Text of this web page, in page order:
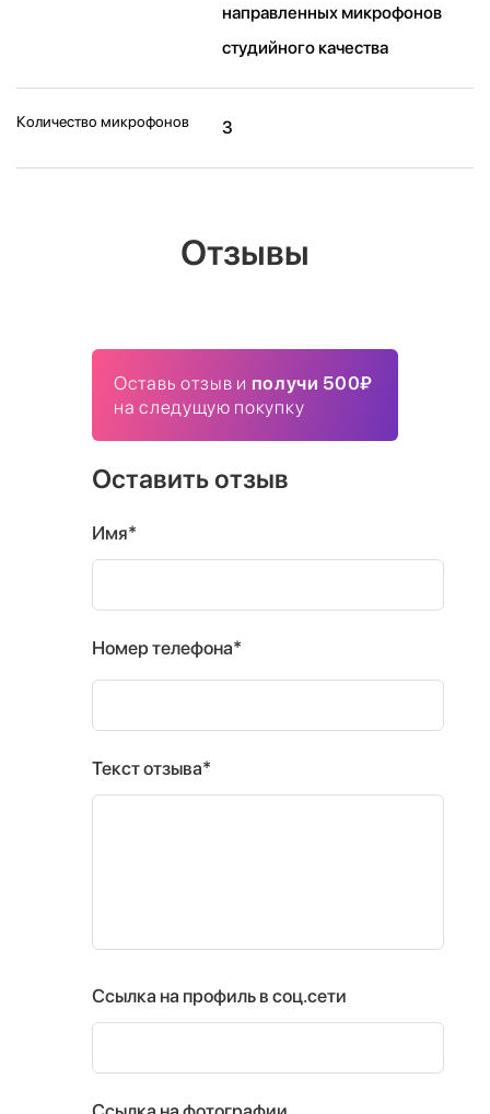
направленных микрофонов
студийного качества
Количество микрофонов 3
Отзывы
Оставь отзыв и получи 500₽
на следущую покупку
Оставить отзыв
Имя*
Номер телефона*
Текст отзыва*
Ссылка на профиль в соц.сети